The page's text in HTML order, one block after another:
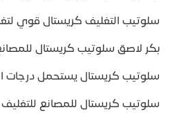
سلوتيب التغليف كريستال قوي
بكر لاصق سلوتيب كريستال
سلوتيب كريستال يستحمل درجات
سلوتيب كريستال للمصانع للتغليف